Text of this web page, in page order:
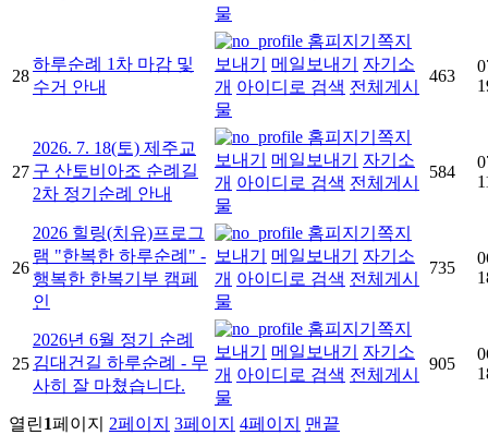
물
28
하루순례 1차 마감 및
수거 안내
홈피지기 쪽지
보내기
메일보내기
자기소
개 아이디로 검색 전체게시
물
463
27
2026. 7. 18(토) 제주교
구 산토비아조 순례길
2차 정기순례 안내
홈피지기 쪽지
보내기
메일보내기
자기소
개 아이디로 검색 전체게시
물
584
26
2026 힐링(치유)프로그
램 "한복한 하루순례" -
행복한 한복기부 캠페
인
홈피지기 쪽지
보내기
메일보내기
자기소
개 아이디로 검색 전체게시
물
735
25
2026년 6월 정기 순례
김대건길 하루순례 - 무
사히 잘 마쳤습니다.
홈피지기 쪽지
보내기
메일보내기
자기소
개 아이디로 검색 전체게시
물
905
열린1페이지 2페이지 3페이지 4페이지 맨끝